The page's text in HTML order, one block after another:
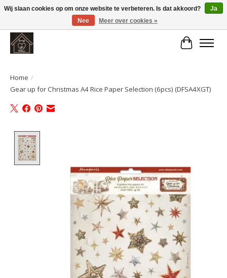
Large selection of products and fast shipping!
Home /
Gear up for Christmas A4 Rice Paper Selection (6pcs) (DFSA4XGT)
Wij slaan cookies op om onze website te verbeteren. Is dat akkoord?
Ja
Nee
Meer over cookies »